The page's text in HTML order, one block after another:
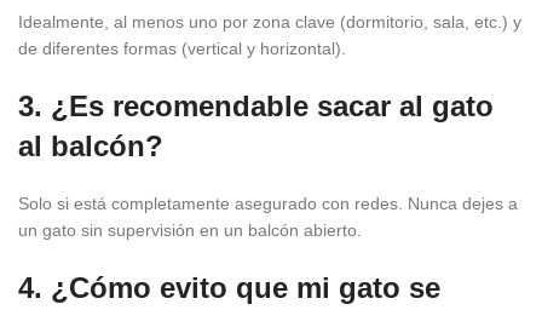
Idealmente, al menos uno por zona clave (dormitorio, sala, etc.) y
de diferentes formas (vertical y horizontal).
3. ¿Es recomendable sacar al gato
al balcón?
Solo si está completamente asegurado con redes. Nunca dejes a
un gato sin supervisión en un balcón abierto.
4. ¿Cómo evito que mi gato se